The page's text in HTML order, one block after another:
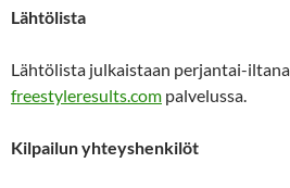
Lähtölista
Lähtölista julkaistaan perjantai-
freestyleresults.com palvelussa.
Kilpailun yhteyshenkilöt